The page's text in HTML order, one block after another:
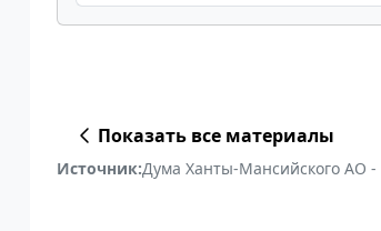
Показать все материалы
Источник:Дума Ханты-Мансийского АО